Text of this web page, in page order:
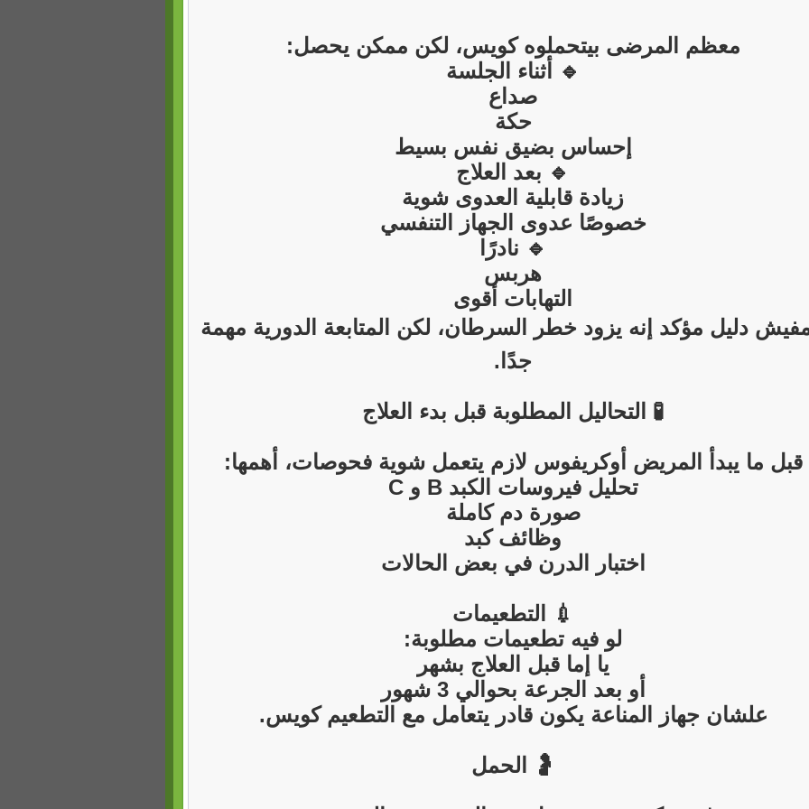
معظم المرضى بيتحملوه كويس، لكن ممكن يحصل:
🔹 أثناء الجلسة
صداع
حكة
إحساس بضيق نفس بسيط
🔹 بعد العلاج
زيادة قابلية العدوى شوية
خصوصًا عدوى الجهاز التنفسي
🔹 نادرًا
هربس
التهابات أقوى
مفيش دليل مؤكد إنه يزود خطر السرطان، لكن المتابعة الدورية مهمة
جدًا.
🧪 التحاليل المطلوبة قبل بدء العلاج
قبل ما يبدأ المريض أوكريفوس لازم يتعمل شوية فحوصات، أهمها:
تحليل فيروسات الكبد B و C
صورة دم كاملة
وظائف كبد
اختبار الدرن في بعض الحالات
💉 التطعيمات
لو فيه تطعيمات مطلوبة:
يا إما قبل العلاج بشهر
أو بعد الجرعة بحوالي 3 شهور
علشان جهاز المناعة يكون قادر يتعامل مع التطعيم كويس.
🤰 الحمل